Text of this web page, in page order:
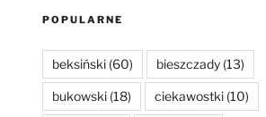
POPULARNE
beksiński(60) bieszczady(13)
bukowski(18) ciekawostki(10)